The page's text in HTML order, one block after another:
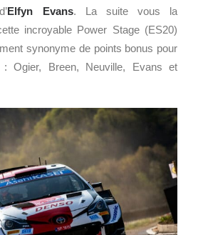
Elfyn Evans. La suite vous la
incroyable Power Stage (ES20)
synonyme de points bonus pour
Ogier, Breen, Neuville, Evans et